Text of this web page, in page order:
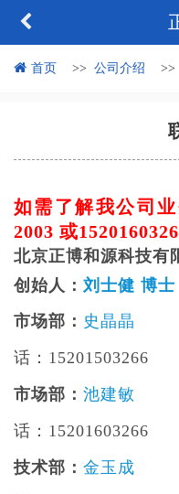
首页 公司介绍
如需了解我公司
2003 或
北京正博和源科技有
创始人： 刘士健 博士
市场部： 史晶晶
话：15201503266
市场部： 池建敏
话：15201603266
技术部： 金玉成